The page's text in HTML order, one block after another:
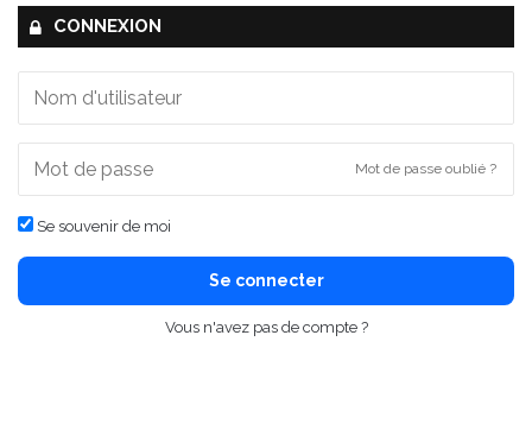
CONNEXION
Mot de passe oublié ?
Se souvenir de moi
Se connecter
Vous n'avez pas de compte ?